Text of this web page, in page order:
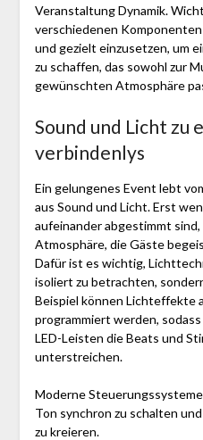
Veranstaltung Dynamik.
verschiedenen
und gezielt einzusetzen, um
zu schaffen, das sowohl zur
gewünschten Atmosphäre
Sound und Licht zu
verbindenlys
Ein gelungenes Event lebt
aus Sound und Licht. Erst
aufeinander abgestimmt
Atmosphäre, die Gäste
Dafür ist es wichtig,
isoliert zu betrachten,
Beispiel können Lichteffekte
programmiert werden,
LED-Leisten die Beats und
unterstreichen.
Moderne
Ton synchron zu schalten
zu kreieren.